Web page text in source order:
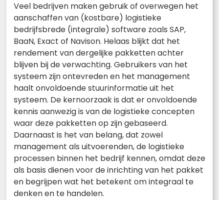
Veel bedrijven maken gebruik of overwegen het
aanschaffen van (kostbare) logistieke
bedrijfsbrede (integrale) software zoals SAP,
BaaN, Exact of Navison. Helaas blijkt dat het
rendement van dergelijke pakketten achter
blijven bij de verwachting. Gebruikers van het
systeem zijn ontevreden en het management
haalt onvoldoende stuurinformatie uit het
systeem. De kernoorzaak is dat er onvoldoende
kennis aanwezig is van de logistieke concepten
waar deze pakketten op zijn gebaseerd.
Daarnaast is het van belang, dat zowel
management als uitvoerenden, de logistieke
processen binnen het bedrijf kennen, omdat deze
als basis dienen voor de inrichting van het pakket
en begrijpen wat het betekent om integraal te
denken en te handelen.